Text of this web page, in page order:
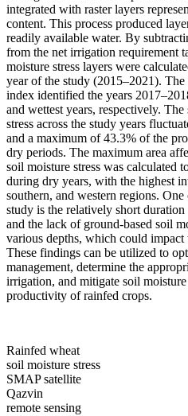
integrated with raster layers
content. This process produced
readily available water. By
from the net irrigation requirement
moisture stress layers were
year of the study (2015–2021). The
index identified the years
and wettest years, respectively.
stress across the study years
and a maximum of 43.3% of the
dry periods. The maximum area
soil moisture stress was calculated
during dry years, with the highest
southern, and western regions.
study is the relatively short
and the lack of ground-based soil
various depths, which could impact
These findings can be utilized to
management, determine the
irrigation, and mitigate soil moisture
productivity of rainfed crops.
Rainfed wheat
soil moisture stress
SMAP satellite
Qazvin
remote sensing